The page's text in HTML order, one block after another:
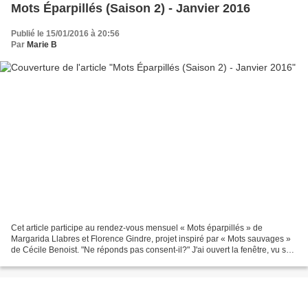
Mots Éparpillés (Saison 2) - Janvier 2016
Publié le 15/01/2016 à 20:56
Par Marie B
Cet article participe au rendez-vous mensuel « Mots éparpillés » de
Margarida Llabres et Florence Gindre, projet inspiré par « Mots sauvages »
de Cécile Benoist. "Ne réponds pas consent-il?" J'ai ouvert la fenêtre, vu sur